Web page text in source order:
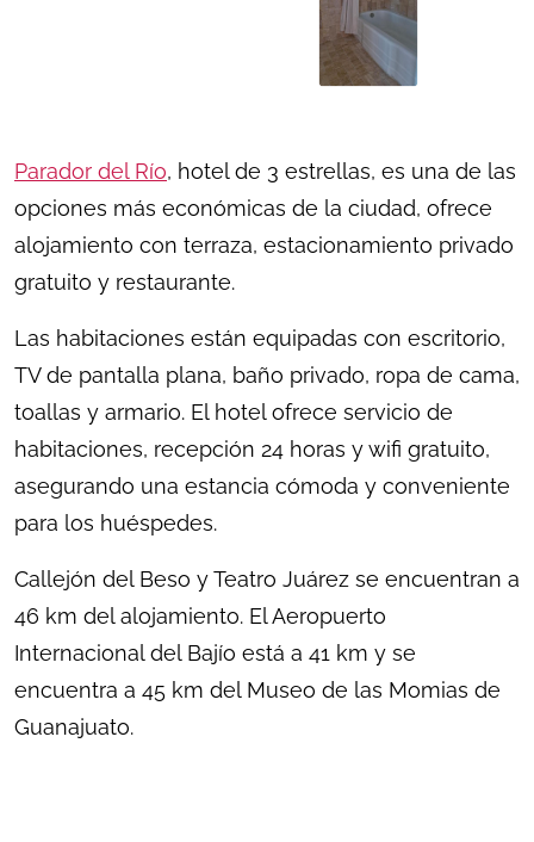
Parador del Río, hotel de 3 estrellas, es una de las
opciones más económicas de la ciudad, ofrece
alojamiento con terraza, estacionamiento privado
gratuito y restaurante.
Las habitaciones están equipadas con escritorio,
TV de pantalla plana, baño privado, ropa de cama,
toallas y armario. El hotel ofrece servicio de
habitaciones, recepción 24 horas y wifi gratuito,
asegurando una estancia cómoda y conveniente
para los huéspedes.
Callejón del Beso y Teatro Juárez se encuentran a
46 km del alojamiento. El Aeropuerto
Internacional del Bajío está a 41 km y se
encuentra a 45 km del Museo de las Momias de
Guanajuato.